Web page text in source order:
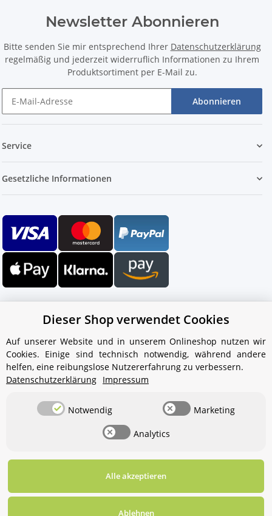
Newsletter Abonnieren
Bitte senden Sie mir entsprechend Ihrer Datenschutzerklärung
regelmäßig und jederzeit widerruflich Informationen zu Ihrem
Produktsortiment per E-Mail zu.
Abonnieren
Service
Gesetzliche Informationen
Ihr WhatsApp-Kontakt zum
Service Team
von Aquintos-Wasseraufbereitung
Hallo und herzlich willkommen
Wasseraufbereitung Wie darf ich
Ihnen behilflich sein?
Dieser Shop verwendet Cookies
Auf unserer Website und in unserem Onlineshop nutzen wir
Cookies. Einige sind technisch notwendig, während andere
helfen, eine reibungslose Nutzererfahrung zu verbessern.
Datenschutzerklärung Impressum
Notwendig Marketing
Analytics
Alle akzeptieren
Ablehnen